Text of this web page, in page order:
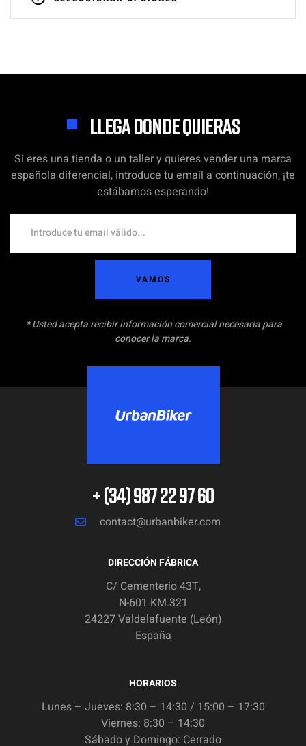
LLEGA DONDE QUIERAS
Si eres una tienda o un taller y quieres vender una marca
española diferencial, introduce tu email a continuación, ¡te
estábamos esperando!
VAMOS
* Usted acepta recibir información comercial necesaria para
conocer la marca.
+ (34) 987 22 97 60
contact@urbanbiker.com
DIRECCIÓN FÁBRICA
C/ Cementerio 43T,
N-601 KM.321
24227 Valdelafuente (León)
España
HORARIOS
Lunes – Jueves: 8:30 – 14:30 / 15:00 – 17:30
Viernes: 8:30 – 14:30
Sábado y Domingo: Cerrado